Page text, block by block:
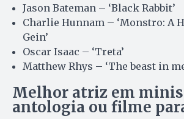
Jason Bateman – ‘Black Rabbit’
Charlie Hunnam – ‘Monstro: A
Gein’
Oscar Isaac – ‘Treta’
Matthew Rhys – ‘The beast in
Melhor atriz em
antologia ou filme